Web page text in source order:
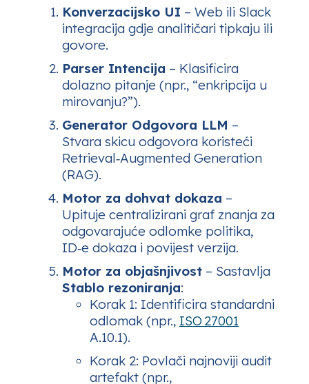
Konverzacijsko UI – Web ili Slack
integracija gdje analitičari tipkaju ili
govore.
Parser Intencija – Klasificira
dolazno pitanje (npr., “enkripcija u
mirovanju?”).
Generator Odgovora LLM –
Stvara skicu odgovora koristeći
Retrieval‑Augmented Generation
(RAG).
Motor za dohvat dokaza –
Upituje centralizirani graf znanja za
odgovarajuće odlomke politika,
ID‑e dokaza i povijest verzija.
Motor za objašnjivost – Sastavlja
Stablo rezoniranja:
Korak 1: Identificira standardni
odlomak (npr., ISO 27001
A.10.1).
Korak 2: Povlači najnoviji audit
artefakt (npr.,